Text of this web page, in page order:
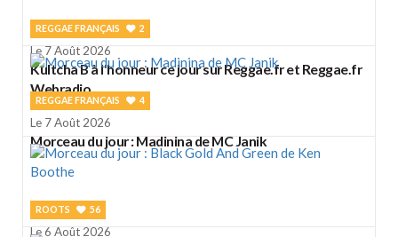
REGGAE FRANÇAIS 2
Le 7 Août 2026
Kultcha B à l'honneur ce jour sur Reggae.fr et Reggae.fr
Webradio
REGGAE FRANÇAIS 4
Le 7 Août 2026
Morceau du jour : Madinina de MC Janik
ROOTS 56
Le 6 Août 2026